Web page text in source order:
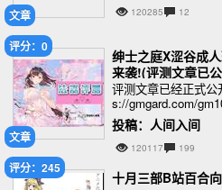
文章 120285 12
文章
评分：0
绅士之庭X涩谷成
来袭!(评测文章已
评测文章已经正式
s://gmgard.com/
投稿：人间入间
120117 199
评分：245
十月三部B站百合